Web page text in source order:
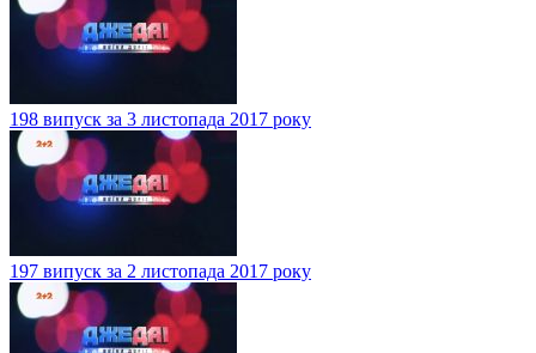
198 випуск за 3 листопада 2017 року
197 випуск за 2 листопада 2017 року